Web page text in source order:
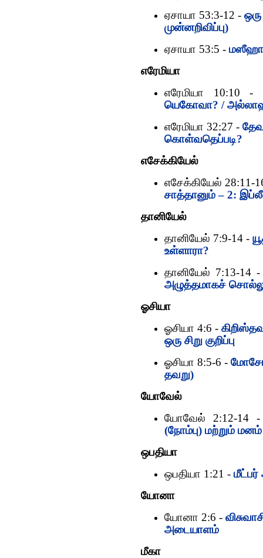
ஏசாயா 53:3-12 -
முன்னறிவிப்பு)
ஏசாயா 53:5 - மஸீஹா,
எரேமியா
எரேமியா 10:10 -
யெகோவா? /
எரேமியா 32:27 -
கொள்வதெப்படி?
எசேக்கியேல்
எசேக்கியேல் 28:11-
சாத்தானும் – 2:
தானியேல்
தானியேல் 7:9-14 -
உள்ளாரா?
தானியேல் 7:13-14
அழுத்தமாகச்
ஓசியா
ஓசியா 4:6 -
ஒரு சிறு குறிப்பு
ஓசியா 8:5-6 -
தவறு)
யோவேல்
யோவேல் 2:12-14
(நோம்பு) மற்றும்
ஒபதியா
ஒபதியா 1:21 - மீட்பர்
யோனா
யோனா 2:6 -
அடையாளம்
மீகா